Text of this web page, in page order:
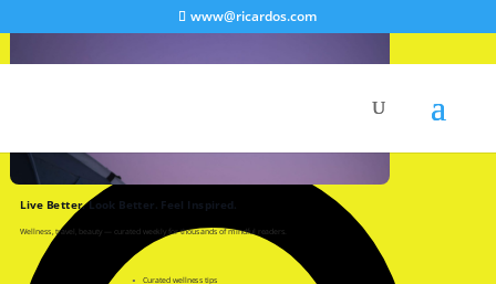
www@ricardos.com
Live Better. Look Better. Feel Inspired.
Wellness, travel, beauty — curated weekly for thousands of mindful readers.
Curated wellness tips